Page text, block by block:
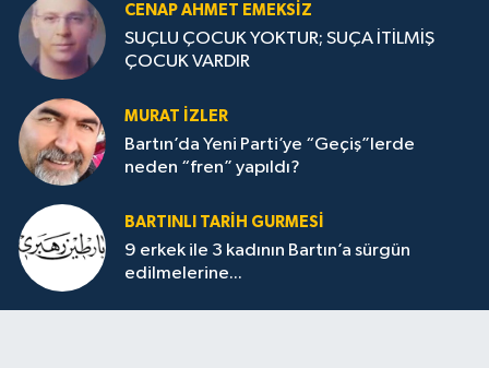
CENAP AHMET EMEKSİZ
SUÇLU ÇOCUK YOKTUR; SUÇA İTİLMİŞ
ÇOCUK VARDIR
MURAT İZLER
Bartın’da Yeni Parti’ye “Geçiş”lerde
neden “fren” yapıldı?
BARTINLI TARIH GURMESI
9 erkek ile 3 kadının Bartın’a sürgün
edilmelerine...